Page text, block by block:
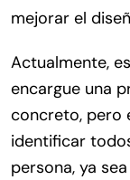
mejorar el
Actualmente,
encargue una
concreto, pero
identificar
persona, ya